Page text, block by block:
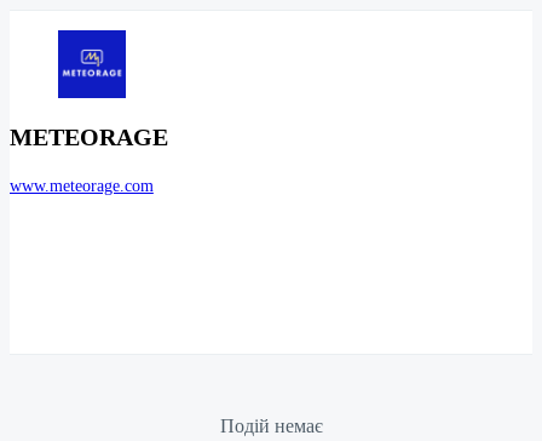
METEORAGE
www.meteorage.com
Подій немає